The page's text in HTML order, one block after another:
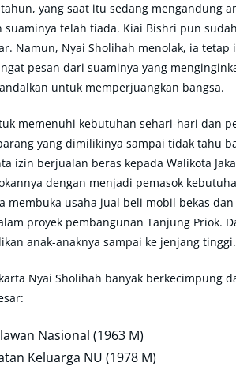
yang saat itu sedang mengandung
suaminya telah tiada. Kiai Bishri pun
Namun, Nyai Sholihah menolak, ia
pesan dari suaminya yang
untuk memperjuangkan bangsa.
memenuhi kebutuhan sehari-hari dan
yang dimilikinya sampai tidak tahu
izin berjualan beras kepada Walikota
dengan menjadi pemasok
membuka usaha jual beli mobil bekas
proyek pembangunan Tanjung Priok.
anak-anaknya sampai ke jenjang tinggi.
Nyai Sholihah banyak berkecimpung
Nasional (1963 M)
Keluarga NU (1978 M)